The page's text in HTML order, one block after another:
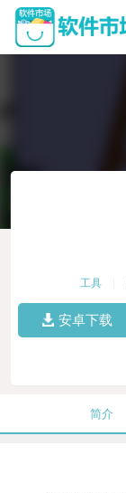
工具
安卓下载
简介